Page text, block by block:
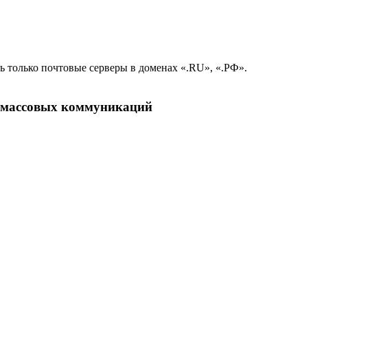
только почтовые серверы в доменах «.RU», «.РФ».
коммуникаций